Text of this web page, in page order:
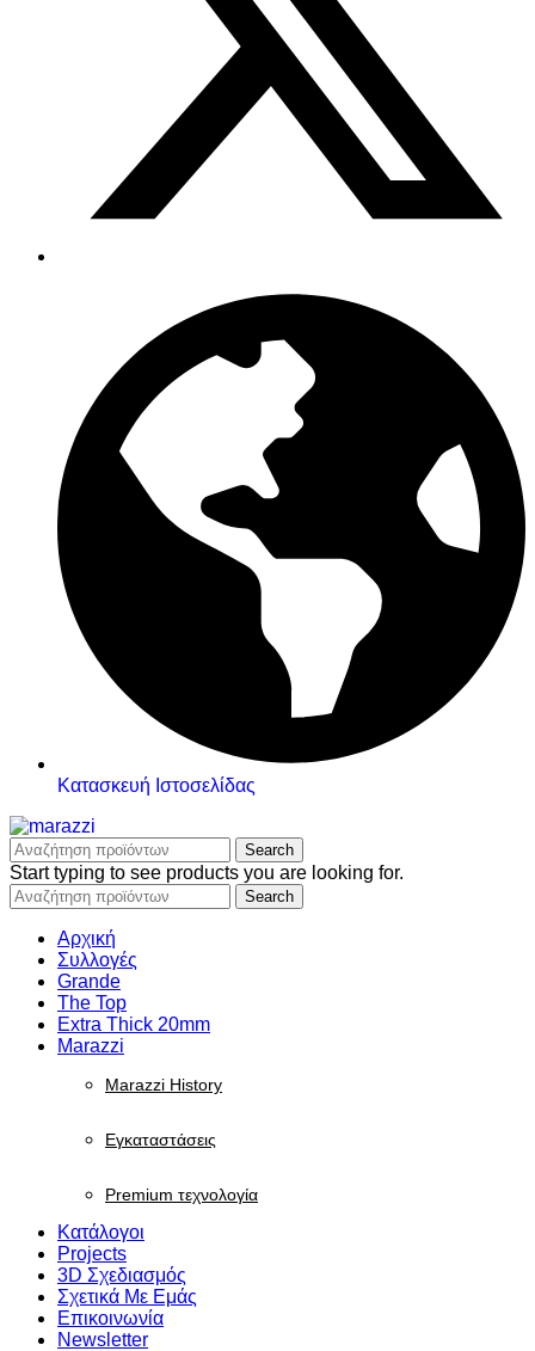
Κατασκευή Ιστοσελίδας
Search
Start typing to see products you are looking for.
Search
Αρχική
Συλλογές
Grande
The Top
Extra Thick 20mm
Marazzi
Marazzi History
Εγκαταστάσεις
Premium τεχνολογία
Κατάλογοι
Projects
3D Σχεδιασμός
Σχετικά Με Εμάς
Επικοινωνία
Newsletter